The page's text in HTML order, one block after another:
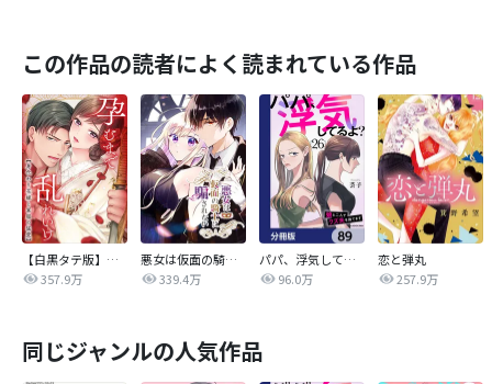
この作品の読者によく読まれている作品
【白黒タテ版】孕むまで乱れいけ～身代わり花嫁と軍服の猛愛
357.9万
悪女は仮面の騎士に騙されない
339.4万
パパ、浮気してるよ？娘と二人でクズ夫を捨てます【分冊版】
96.0万
恋と弾丸
257.9万
同じジャンルの人気作品